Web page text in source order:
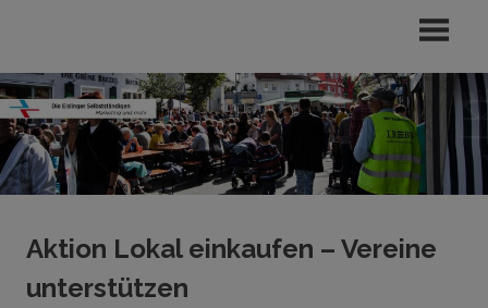
in
Hande,
Handwerk
und
Dienstleistung
Aktion Lokal einkaufen – Vereine
unterstützen